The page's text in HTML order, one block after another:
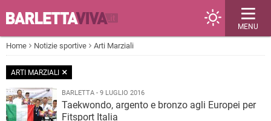
MENU
Home Notizie sportive Arti Marziali
ARTI MARZIALI
BARLETTA - 9 LUGLIO 2016
Taekwondo, argento e bronzo agli Europei per
Fitsport Italia